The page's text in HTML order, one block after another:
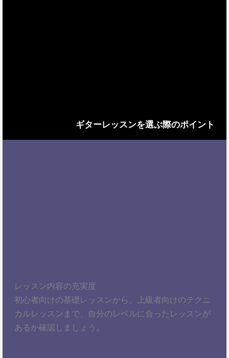
ギターレッスンを選ぶ際のポイント
レッスン内容の充実度
初心者向けの基礎レッスンから、上級者向けのテクニ
カルレッスンまで、自分のレベルに合ったレッスンが
あるか確認しましょう。